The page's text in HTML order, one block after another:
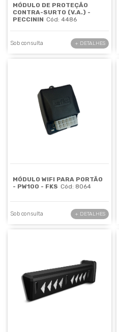
MÓDULO DE PROTEÇÃO
CONTRA-SURTO (V.A.) -
PECCININ Cód: 4486
Sob consulta + DETALHES
MÓDULO WIFI PARA PORTÃO
- PW100 - FKS Cód: 8064
Sob consulta + DETALHES